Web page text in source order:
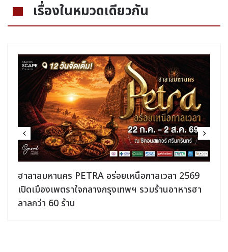
เรื่องในหมวดเดียวกัน
ฮาลาลมหานคร PETRA อร่อยเหนือกาลเวลา 2569
เปิดเมืองเพตราใจกลางกรุงเทพฯ รวมร้านอาหารฮา
ลาลกว่า 60 ร้าน